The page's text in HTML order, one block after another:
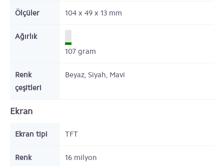
Ölçüler 104 x 49 x 13 mm
Ağırlık
107 gram
Renk
çeşitleri
Beyaz, Siyah, Mavi
Ekran
Ekran tipi TFT
Renk 16 milyon